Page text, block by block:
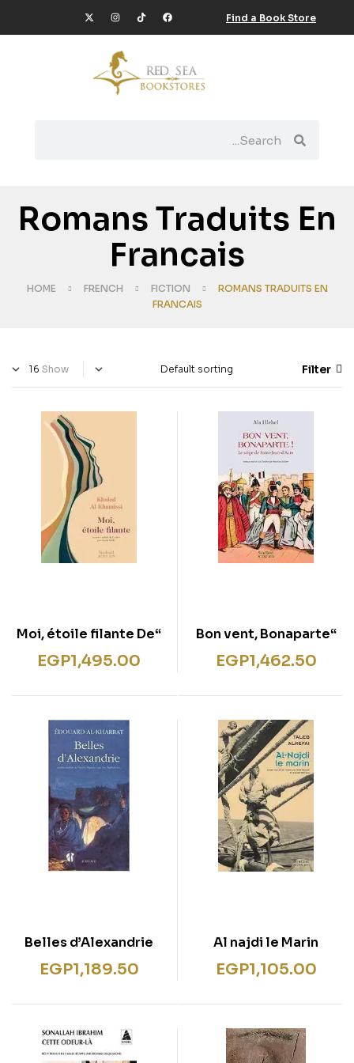
Find a Book Store
Romans Traduits En
Francais
HOME FRENCH FICTION
ROMANS TRADUITS EN
FRANCAIS
Filter
Show
“Bon vent, Bonaparte
!”
EGP1,462.50
“Moi, étoile filante De
Khaled Al Khamissi”
EGP1,495.00
Al najdi le Marin
EGP1,105.00
Belles d’Alexandrie
EGP1,189.50